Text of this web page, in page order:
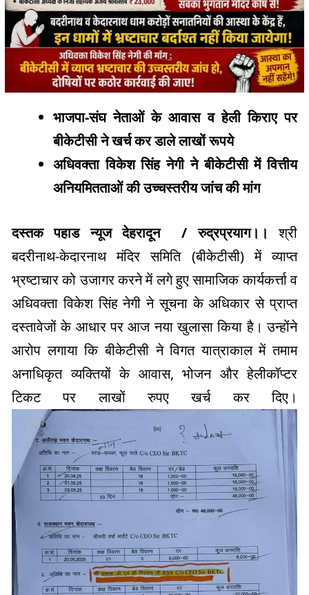
भाजपा-संघ नेताओं के आवास व हेली किराए पर
बीकेटीसी ने खर्च कर डाले लाखों रूपये
अधिवक्ता विकेश सिंह नेगी ने बीकेटीसी में वित्तीय
अनियमितताओं की उच्चस्तरीय जांच की मांग
दस्तक पहाड न्यूज देहरादून / रुद्रप्रयाग।।श्री
बदरीनाथ-केदारनाथ मंदिर समिति (बीकेटीसी) में व्याप्त
भ्रष्टाचार को उजागर करने में लगे हुए सामाजिक कार्यकर्त्ता व
अधिवक्ता विकेश सिंह नेगी ने सूचना के अधिकार से प्राप्त
दस्तावेजों के आधार पर आज नया खुलासा किया है। उन्होंने
आरोप लगाया कि बीकेटीसी ने विगत यात्राकाल में तमाम
अनाधिकृत व्यक्तियों के आवास, भोजन और हेलीकॉप्टर
टिकट पर लाखों रुपए खर्च कर दिए।